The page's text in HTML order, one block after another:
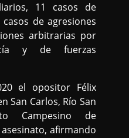
11 casos de
de agresiones
arbitrarias por
y de fuerzas
el opositor Félix
San Carlos, Río San
Campesino de
asesinato, afirmando